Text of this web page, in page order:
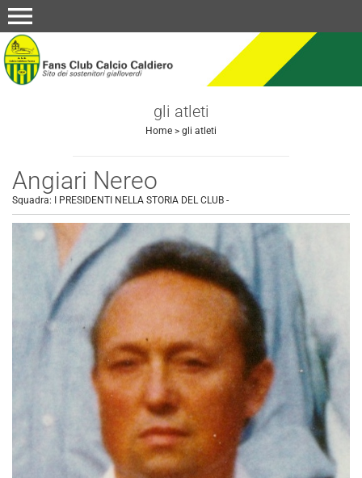
menu
gli atleti
Home > gli atleti
Angiari Nereo
Squadra: I PRESIDENTI NELLA STORIA DEL CLUB -